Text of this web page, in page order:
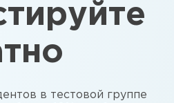
в тестовой группе